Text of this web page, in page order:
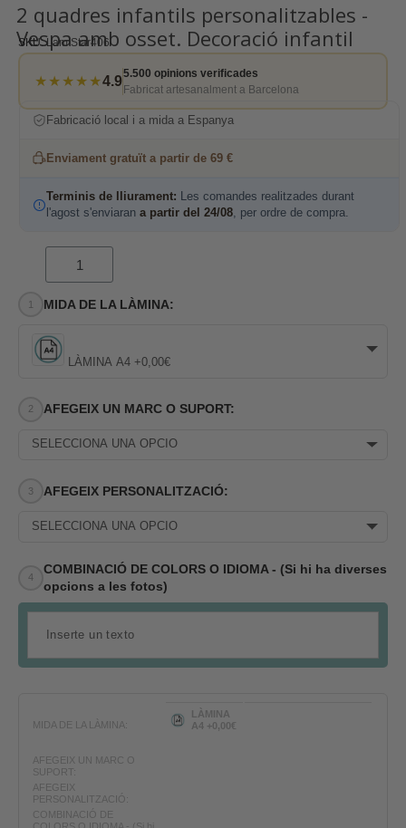
2 quadres infantils personalitzables -
Vespa amb osset. Decoració infantil
SKU Lam Star406
★★★★★4.9
5.500 opinions verificades
Fabricat artesanalment a Barcelona
Fabricació local i a mida a Espanya
Enviament gratuït a partir de 69 €
Terminis de lliurament: Les comandes realitzades durant
l'agost s'enviaran a partir del 24/08, per ordre de compra.
MIDA DE LA LÀMINA:
LÀMINA A4 +0,00€
AFEGEIX UN MARC O SUPORT:
SELECCIONA UNA OPCIÓ
AFEGEIX PERSONALITZACIÓ:
SELECCIONA UNA OPCIÓ
COMBINACIÓ DE COLORS O IDIOMA - (Si hi ha diverses
opcions a les fotos)
MIDA DE LA LÀMINA:
LÀMINA
A4 +0,00€
AFEGEIX UN MARC O
SUPORT:
AFEGEIX
PERSONALITZACIÓ:
COMBINACIÓ DE